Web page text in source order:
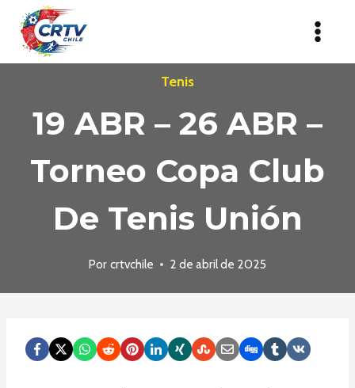
Saltar
contenido
Tenis
19 ABR – 26 ABR –
Torneo Copa Club
De Tenis Unión
Por crtvchile 2 de abril de 2025